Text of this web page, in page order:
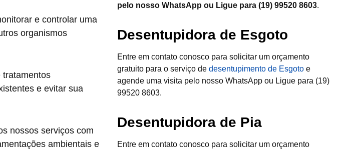
e controlar uma
organismos
tratamentos
e evitar sua
nossos serviços com
ambientais e
pelo nosso WhatsApp ou Ligue para (19) 99520 8603.
Desentupidora de Esgoto
Entre em contato conosco para solicitar um orçamento
gratuito para o serviço dedesentupimento de Esgoto e
agende uma visita pelo nosso WhatsApp ou Ligue para (19)
99520 8603.
Desentupidora de Pia
Entre em contato conosco para solicitar um orçamento